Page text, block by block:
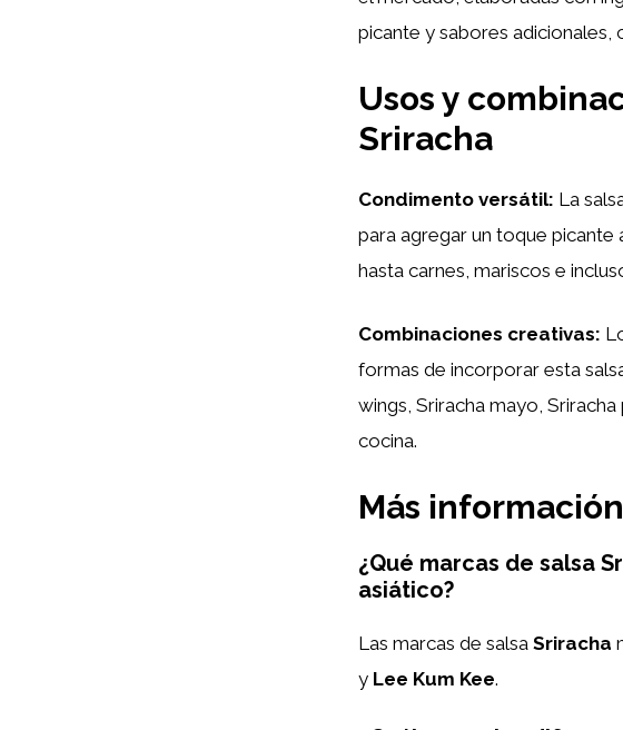
picante y sabores adicionales,
Usos y
Sriracha
Condimento versátil: La
para agregar un toque picante
hasta carnes, mariscos e
Combinaciones creativas:
formas de incorporar esta
wings, Sriracha mayo,
cocina.
Más información
¿Qué marcas de salsa
asiático?
Las marcas de salsa Sriracha
y Lee Kum Kee.